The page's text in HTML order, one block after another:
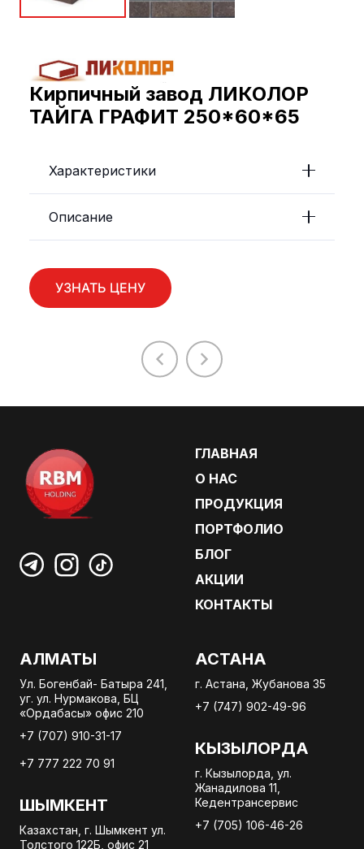
Кирпичный завод ЛИКОЛОР
ТАЙГА ГРАФИТ 250*60*65
Характеристики
Описание
УЗНАТЬ ЦЕНУ
ГЛАВНАЯ
О НАС
ПРОДУКЦИЯ
ПОРТФОЛИО
БЛОГ
АКЦИИ
КОНТАКТЫ
АЛМАТЫ
Ул. Богенбай- Батыра 241,
уг. ул. Нурмакова, БЦ
«Ордабасы» офис 210
+7 (707) 910-31-17
+7 777 222 70 91
ШЫМКЕНТ
Казахстан, г. Шымкент ул.
Толстого 122Б, офис 21
АСТАНА
г. Астана, Жубанова 35
+7 (747) 902-49-96
КЫЗЫЛОРДА
г. Кызылорда, ул.
Жанадилова 11,
Кедентрансервис
+7 (705) 106-46-26